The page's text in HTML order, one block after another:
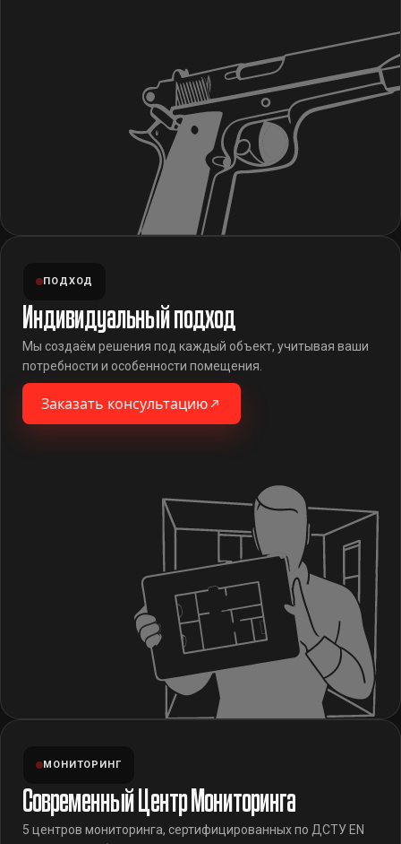
ПОДХОД
Индивидуальный подход
Мы создаём решения под каждый объект, учитывая ваши
потребности и особенности помещения.
Заказать консультацию
МОНИТОРИНГ
Современный Центр Мониторинга
5 центров мониторинга, сертифицированных по ДСТУ EN